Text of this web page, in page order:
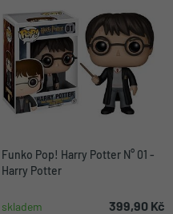
Funko Pop! Harry Potter N° 01 -
Harry Potter
skladem 399,90 Kč